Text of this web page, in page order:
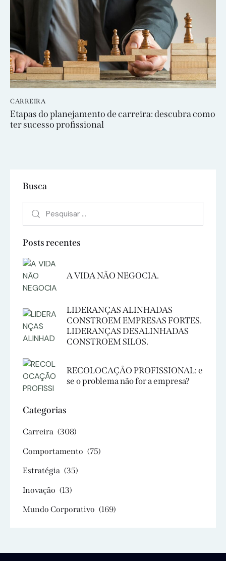
CARREIRA
Etapas do planejamento de carreira: descubra como
ter sucesso profissional
Busca
Posts recentes
A VIDA NÃO NEGOCIA.
LIDERANÇAS ALINHADAS
CONSTROEM EMPRESAS FORTES.
LIDERANÇAS DESALINHADAS
CONSTROEM SILOS.
RECOLOCAÇÃO PROFISSIONAL: e
se o problema não for a empresa?
Categorias
Carreira (308)
Comportamento (75)
Estratégia (35)
Inovação (13)
Mundo Corporativo (169)